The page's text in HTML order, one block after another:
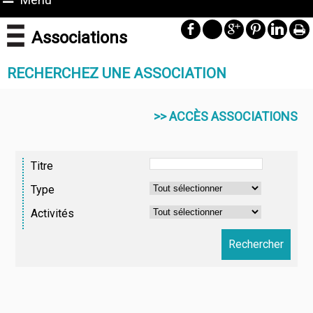
Associations
RECHERCHEZ UNE ASSOCIATION
>> ACCÈS ASSOCIATIONS
Type
Activités